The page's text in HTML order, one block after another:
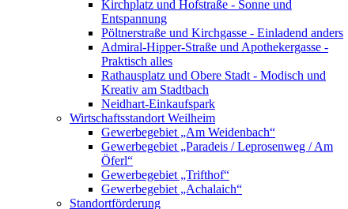
Kirchplatz und Hofstraße - Sonne und
Entspannung
Pöltnerstraße und Kirchgasse - Einladend anders
Admiral-Hipper-Straße und Apothekergasse -
Praktisch alles
Rathausplatz und Obere Stadt - Modisch und
Kreativ am Stadtbach
Neidhart-Einkaufspark
Wirtschaftsstandort Weilheim
Gewerbegebiet „Am Weidenbach“
Gewerbegebiet „Paradeis / Leprosenweg / Am
Öferl“
Gewerbegebiet „Trifthof“
Gewerbegebiet „Achalaich“
Standortförderung